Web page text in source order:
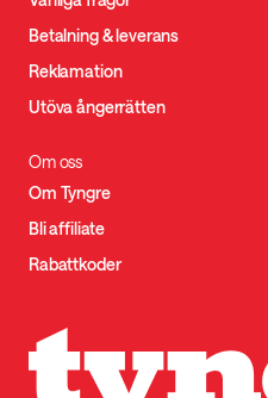
Betalning & leverans
Reklamation
Utöva ångerrätten
Om oss
Om Tyngre
Bli affiliate
Rabattkoder